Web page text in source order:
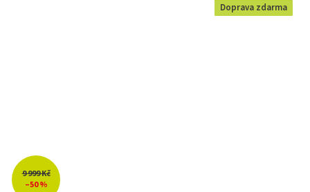
Doprava zdarma
9 999 Kč
–50 %